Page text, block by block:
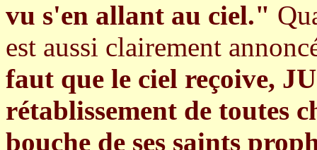
vu s'en allant au ciel."
est aussi clairement
faut que le ciel reçoive,
rétablissement de toutes
bouche de ses saints